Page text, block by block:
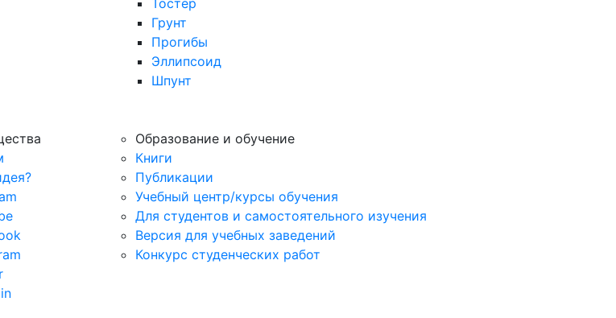
Тостер
Грунт
Прогибы
Эллипсоид
Шпунт
Образование и обучение
Книги
Публикации
Учебный центр/курсы обучения
Для студентов и самостоятельного изучения
Версия для учебных заведений
Конкурс студенческих работ